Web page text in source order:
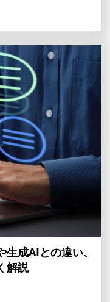
成AIとの違い、
解説